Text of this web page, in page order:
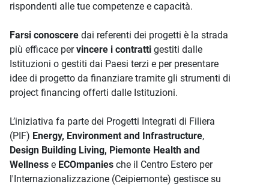
rispondenti alle tue competenze e capacità.
Farsi conoscere dai referenti dei progetti è la strada
più efficace pervincere i contratti gestiti dalle
Istituzioni o gestiti dai Paesi terzi e per presentare
idee di progetto da finanziare tramite gli strumenti di
project financing offerti dalle Istituzioni.
L’iniziativa fa parte dei Progetti Integrati di Filiera
(PIF) Energy, Environment and Infrastructure,
Design Building Living, Piemonte Health and
Wellness e ECOmpanies che il Centro Estero per
l'Internazionalizzazione (Ceipiemonte) gestisce su